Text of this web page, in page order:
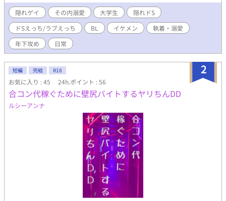
隠れゲイ その内溺愛 大学生
隠れドS
ドSえっち/ラブえっち
BL イケメン
執着・溺愛
年下攻め
日常
2
短編 完結 R18
お気に入り : 45 24h.ポイント : 56
合コン代稼ぐために壁尻バイトするヤリちんDD
ルシーアンナ